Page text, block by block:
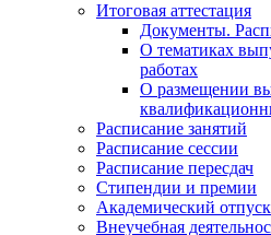
Итоговая аттестация
Документы.
О тематиках
работах
О размещении
Расписание занятий
Расписание сессии
Расписание пересдач
Стипендии и премии
Академический отпуск
Внеучебная